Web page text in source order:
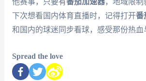
他赛事，只要有番茄加速器，地域限制
下次想看国内体育直播时，记得打开番
和国内的球迷同步看球，感受那份热血
Spread the love